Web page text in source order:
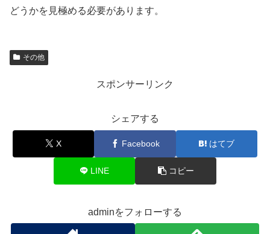
どうかを見極める必要があります。
その他
スポンサーリンク
シェアする
X Facebook はてブ
LINE コピー
adminをフォローする